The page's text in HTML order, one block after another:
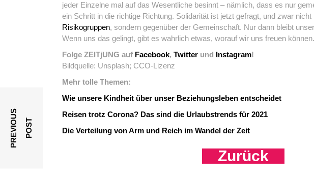
jeder Einzelne mal auf das Wesentliche besinnt – nämlich, dass es nur
ein Schritt in die richtige Richtung. Solidarität ist jetzt gefragt, und zwar
Risikogruppen, sondern gegenüber der Gemeinschaft. Nur dann bleibt
Wenn uns das gelingt, gibt es wahrlich etwas, worauf wir uns freuen können.
Folge ZEITjUNG auf Facebook, Twitter und Instagram!
Bildquelle: Unsplash; CCO-Lizenz
Mehr tolle Themen:
Wie unsere Kindheit über unser Beziehungsleben entscheidet
Reisen trotz Corona? Das sind die Urlaubstrends für 2021
Die Verteilung von Arm und Reich im Wandel der Zeit
Zurück
P
R
E
V
I
O
U
S
P
O
S T